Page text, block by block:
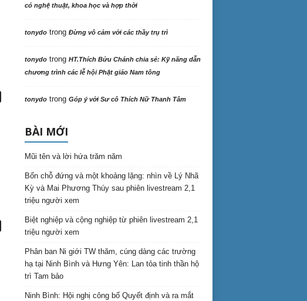
có nghệ thuật, khoa học và hợp thời
tonydotrong Đừng vô cảm với các thầy trụ trì
tonydotrong HT.Thích Bửu Chánh chia sẻ: Kỹ năng dẫn
chương trình các lễ hội Phật giáo Nam tông
tonydotrong Góp ý với Sư cô Thích Nữ Thanh Tâm
BÀI MỚI
Mũi tên và lời hứa trăm năm
Bốn chỗ đứng và một khoảng lặng: nhìn về Lý Nhã
Kỳ và Mai Phương Thúy sau phiên livestream 2,1
triệu người xem
Biệt nghiệp và cộng nghiệp từ phiên livestream 2,1
triệu người xem
Phân ban Ni giới TW thăm, cúng dàng các trường
hạ tại Ninh Bình và Hưng Yên: Lan tỏa tinh thần hộ
trì Tam bảo
Ninh Bình: Hội nghị công bố Quyết định và ra mắt